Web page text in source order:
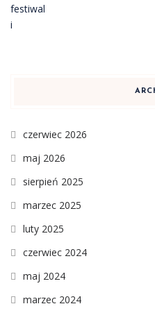
czerwiec 2026
maj 2026
sierpień 2025
marzec 2025
luty 2025
czerwiec 2024
maj 2024
marzec 2024